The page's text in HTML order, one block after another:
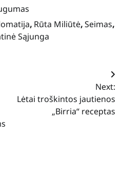
, Rūta Miliūtė,Seimas,
Sąjunga
Next:
Lėtai troškintos jautienos
„Birria“ receptas